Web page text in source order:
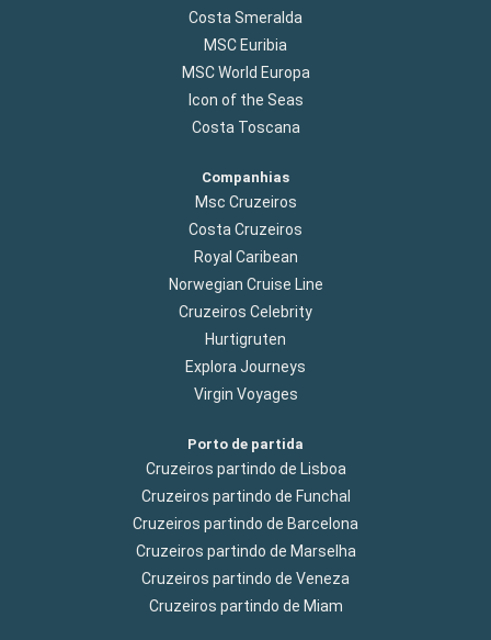
Costa Smeralda
MSC Euribia
MSC World Europa
Icon of the Seas
Costa Toscana
Companhias
Msc Cruzeiros
Costa Cruzeiros
Royal Caribean
Norwegian Cruise Line
Cruzeiros Celebrity
Hurtigruten
Explora Journeys
Virgin Voyages
Porto de partida
Cruzeiros partindo de Lisboa
Cruzeiros partindo de Funchal
Cruzeiros partindo de Barcelona
Cruzeiros partindo de Marselha
Cruzeiros partindo de Veneza
Cruzeiros partindo de Miam